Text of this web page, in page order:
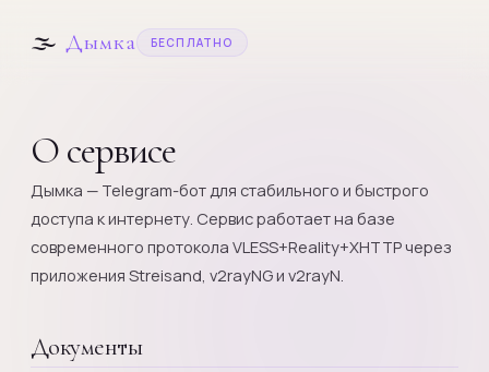
🌫 Дымка БЕСПЛАТНО
О сервисе
Дымка — Telegram-бот для стабильного и быстрого
доступа к интернету. Сервис работает на базе
современного протокола VLESS+Reality+XHTTP через
приложения Streisand, v2rayNG и v2rayN.
Документы